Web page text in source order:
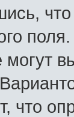
могут
что